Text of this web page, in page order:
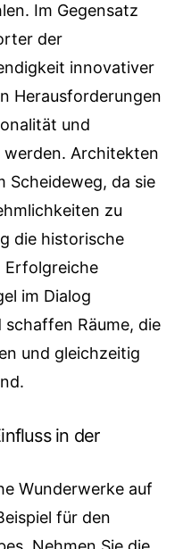
Im Gegensatz
der
innovativer
Herausforderungen
und
Architekten
Scheideweg, da sie
zu
die historische
Erfolgreiche
im Dialog
Räume, die
und gleichzeitig
in der
Wunderwerke auf
für den